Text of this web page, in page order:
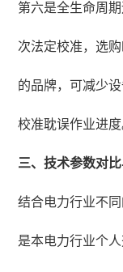
第六是全生命周
次法定校准，选
的品牌，可减少
校准耽误作业进度
三、技术参数对
结合电力行业不
是本电力行业个